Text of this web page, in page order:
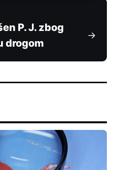
P. J. zbog
drogom